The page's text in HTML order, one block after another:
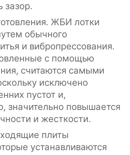
зазор.
ЖБИ лотки
обычного
и вибропрессования.
с помощью
считаются самыми
исключено
пустот и,
значительно повышается
и жесткости.
плиты
устанавливаются